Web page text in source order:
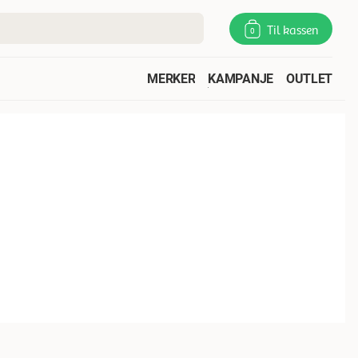
0 Til kassen
MERKER KAMPANJE OUTLET